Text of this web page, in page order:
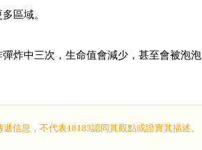
區域。
炸中三次，生命值會減少，甚至會被泡泡
信息，不代表18183認同其觀點或證實其描述。